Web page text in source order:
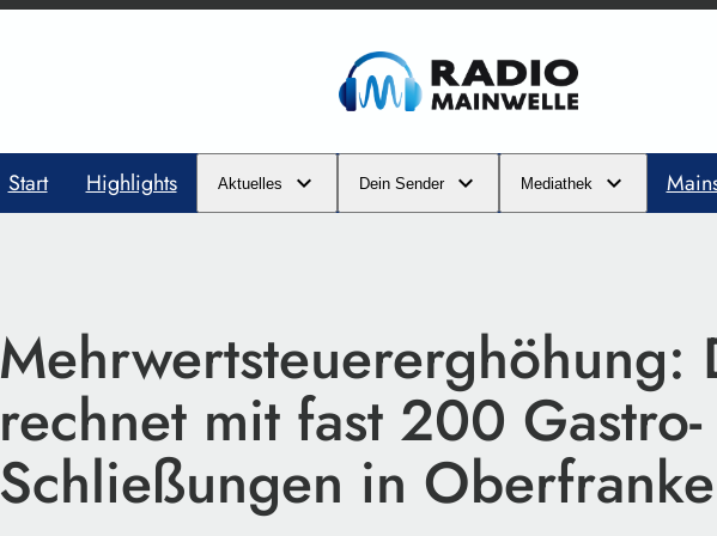
Start Highlights Aktuelles Dein Sender Mediathek
Mehrwertsteuererghöhung:
rechnet mit fast 200 Gastro-
Schließungen in